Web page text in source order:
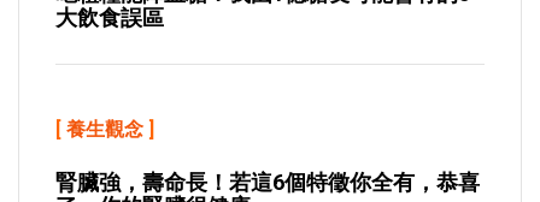
大飲食誤區
[ 養生觀念 ]
腎臟強，壽命長！若這6個特徵你全有，恭喜